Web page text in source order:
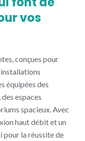
vos
conçues pour
équipées des
espaces
spacieux. Avec
haut débit et un
pour la réussite de